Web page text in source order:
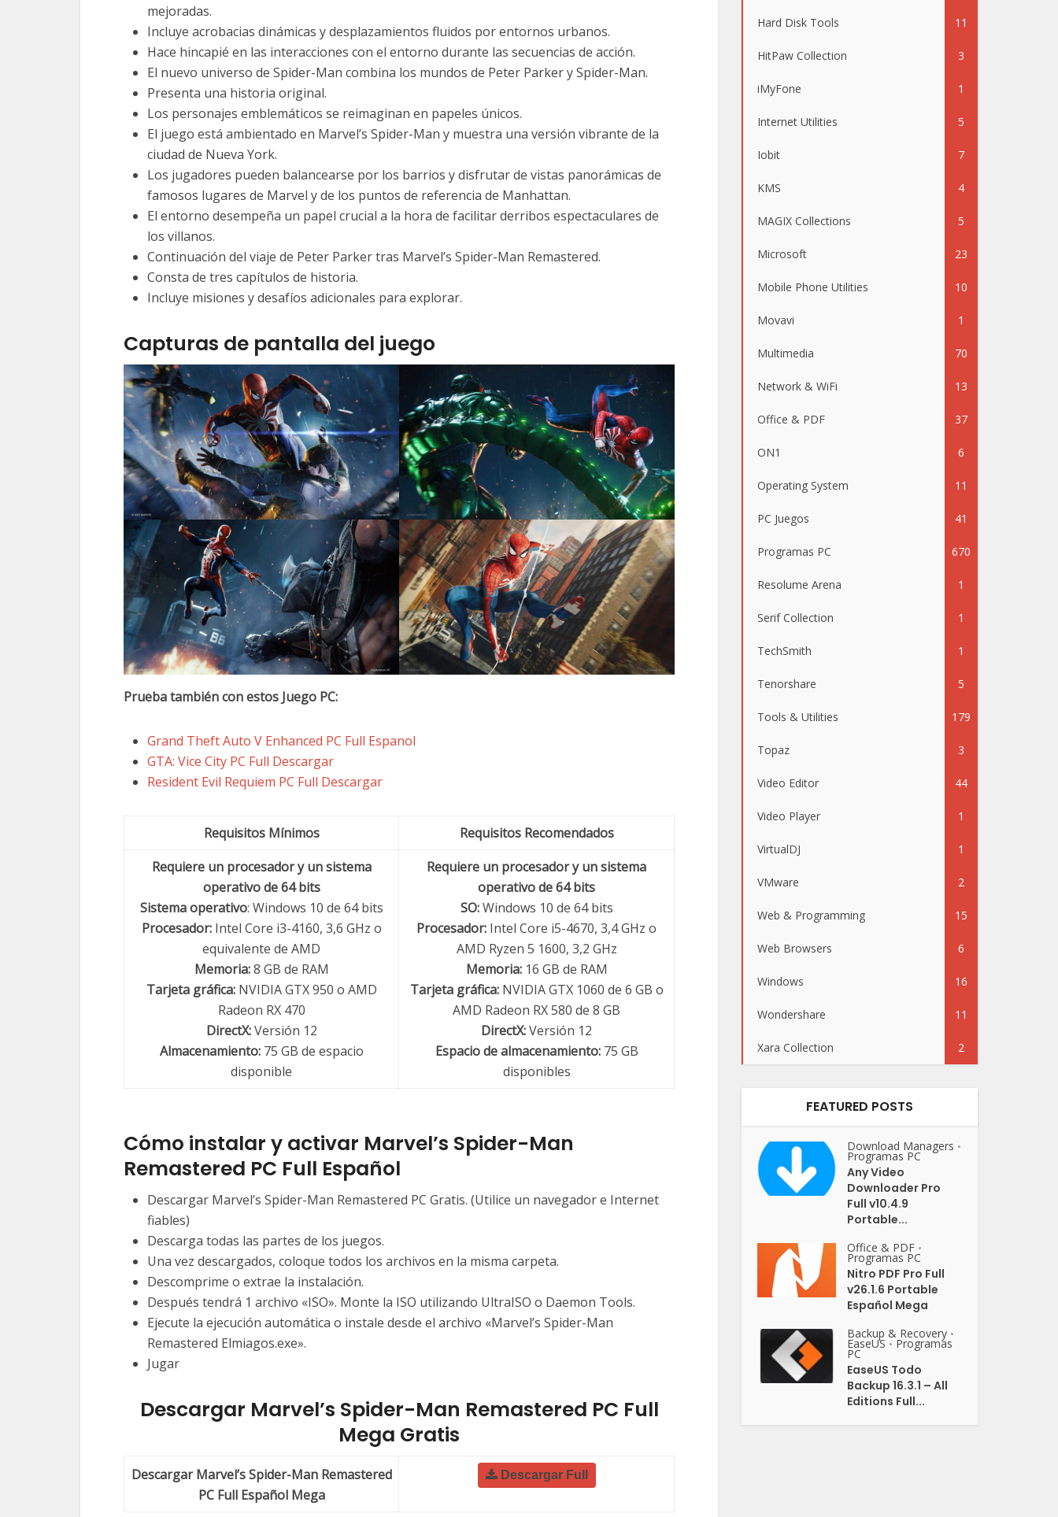
mejoradas.
Incluye acrobacias dinámicas y desplazamientos fluidos por entornos urbanos.
Hace hincapié en las interacciones con el entorno durante las secuencias de acción.
El nuevo universo de Spider-Man combina los mundos de Peter Parker y Spider-Man.
Presenta una historia original.
Los personajes emblemáticos se reimaginan en papeles únicos.
El juego está ambientado en Marvel’s Spider-Man y muestra una versión vibrante de la
ciudad de Nueva York.
Los jugadores pueden balancearse por los barrios y disfrutar de vistas panorámicas de
famosos lugares de Marvel y de los puntos de referencia de Manhattan.
El entorno desempeña un papel crucial a la hora de facilitar derribos espectaculares de
los villanos.
Continuación del viaje de Peter Parker tras Marvel’s Spider-Man Remastered.
Consta de tres capítulos de historia.
Incluye misiones y desafíos adicionales para explorar.
Capturas de pantalla del juego
Prueba también con estos Juego PC:
Grand Theft Auto V Enhanced PC Full Espanol
GTA: Vice City PC Full Descargar
Resident Evil Requiem PC Full Descargar
Requisitos Mínimos
Requisitos Recomendados
Requiere un procesador y un sistema
operativo de 64 bits
Sistema operativo: Windows 10 de 64 bits
Procesador:Intel Core i3-4160, 3,6 GHz o
equivalente de AMD
Memoria:8 GB de RAM
Tarjeta gráfica:NVIDIA GTX 950 o AMD
Radeon RX 470
DirectX:Versión 12
Almacenamiento:75 GB de espacio
disponible
Requiere un procesador y un sistema
operativo de 64 bits
SO:Windows 10 de 64 bits
Procesador: Intel Core i5-4670, 3,4 GHz o
AMD Ryzen 5 1600, 3,2 GHz
Memoria:16 GB de RAM
Tarjeta gráfica:NVIDIA GTX 1060 de 6 GB o
AMD Radeon RX 580 de 8 GB
DirectX:Versión 12
Espacio de almacenamiento:75 GB
disponibles
Cómo instalar y activar Marvel’s Spider-Man
Remastered PC Full Español
Descargar Marvel’s Spider-Man Remastered PC Gratis. (Utilice un navegador e Internet
fiables)
Descarga todas las partes de los juegos.
Una vez descargados, coloque todos los archivos en la misma carpeta.
Descomprime o extrae la instalación.
Después tendrá 1 archivo «ISO». Monte la ISO utilizando UltraISO o Daemon Tools.
Ejecute la ejecución automática o instale desde el archivo «Marvel’s Spider-Man
Remastered Elmiagos.exe».
Jugar
Descargar Marvel’s Spider-Man Remastered PC Full
Mega Gratis
Descargar Marvel’s Spider-Man Remastered
PC Full Español Mega
Descargar Full
Hard Disk Tools 11
HitPaw Collection 3
iMyFone 1
Internet Utilities 5
Iobit 7
KMS 4
MAGIX Collections 5
Microsoft 23
Mobile Phone Utilities 10
Movavi 1
Multimedia 70
Network & WiFi 13
Office & PDF 37
ON1 6
Operating System 11
PC Juegos 41
Programas PC 670
Resolume Arena 1
Serif Collection 1
TechSmith 1
Tenorshare 5
Tools & Utilities 179
Topaz 3
Video Editor 44
Video Player 1
VirtualDJ 1
VMware 2
Web & Programming 15
Web Browsers 6
Windows 16
Wondershare 11
Xara Collection 2
FEATURED POSTS
Download Managers •
Programas PC
Any Video
Downloader Pro
Full v10.4.9
Portable...
Office & PDF •
Programas PC
Nitro PDF Pro Full
v26.1.6 Portable
Español Mega
Backup & Recovery •
EaseUS • Programas
PC
EaseUS Todo
Backup 16.3.1 – All
Editions Full...